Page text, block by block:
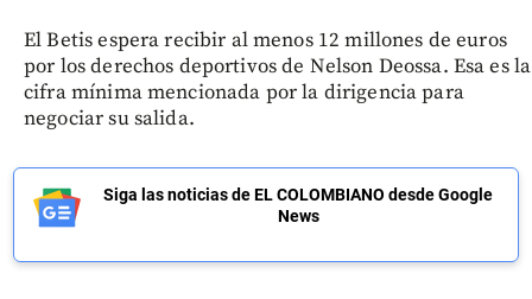
El Betis espera recibir al menos 12 millones de euros
por los derechos deportivos de Nelson Deossa. Esa es la
cifra mínima mencionada por la dirigencia para
negociar su salida.
Siga las noticias de EL COLOMBIANO desde Google
News